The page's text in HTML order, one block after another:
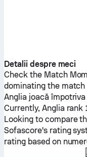
Detalii despre meci
Check the Match
dominating the match
Anglia joacă
Currently, Anglia rank
Looking to compare
Sofascore's rating
rating based on